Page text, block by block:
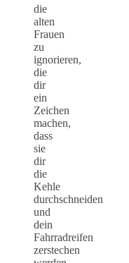
die
alten
Frauen
zu
ignorieren,
die
dir
ein
Zeichen
machen,
dass
sie
dir
die
Kehle
durchschneiden
und
dein
Fahrradreifen
zerstechen